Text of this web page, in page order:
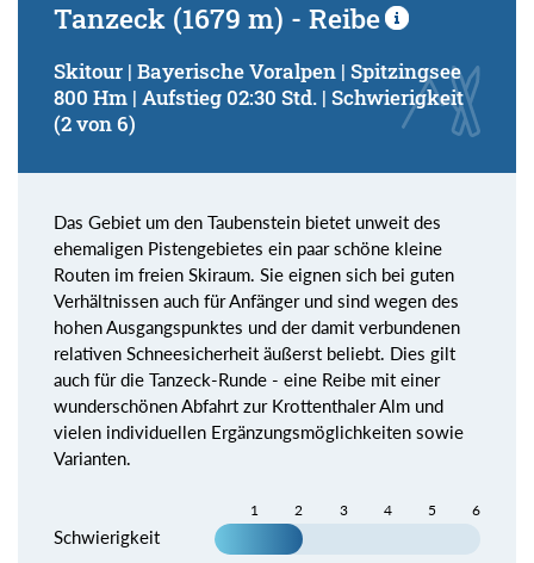
Tanzeck (1679 m) - Reibe
Skitour | Bayerische Voralpen | Spitzingsee
800 Hm | Aufstieg 02:30 Std. | Schwierigkeit
(2 von 6)
Das Gebiet um den Taubenstein bietet unweit des
ehemaligen Pistengebietes ein paar schöne kleine
Routen im freien Skiraum. Sie eignen sich bei guten
Verhältnissen auch für Anfänger und sind wegen des
hohen Ausgangspunktes und der damit verbundenen
relativen Schneesicherheit äußerst beliebt. Dies gilt
auch für die Tanzeck-Runde - eine Reibe mit einer
wunderschönen Abfahrt zur Krottenthaler Alm und
vielen individuellen Ergänzungsmöglichkeiten sowie
Varianten.
1 2 3 4 5 6
Schwierigkeit